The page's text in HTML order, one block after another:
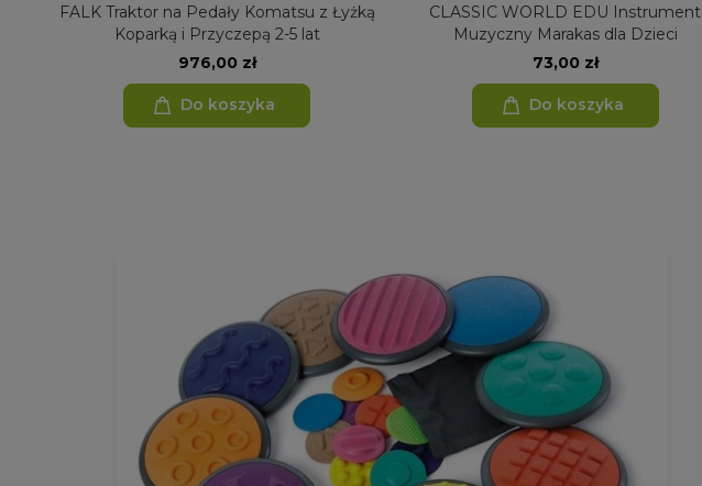
FALK Traktor na Pedały Komatsu z Łyżką
Koparką i Przyczepą 2-5 lat
976,00 zł
Do koszyka
CLASSIC WORLD EDU Instrument
Muzyczny Marakas dla Dzieci
73,00 zł
Do koszyka